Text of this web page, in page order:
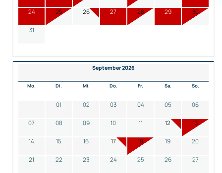
24 25 26 27 28 29 30
31
September 2026
Mo. Di. Mi. Do. Fr. Sa. So.
01 02 03 04 05 06
07 08 09 10 11 12 13
14 15 16 17 18 19 20
21 22 23 24 25 26 27